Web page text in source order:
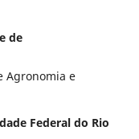
de
Agronomia e
Federal do Rio